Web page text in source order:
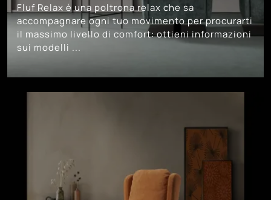
Fluf Relax è una poltrona relax che sa
accompagnare ogni tuo movimento per procurarti
il massimo livello di comfort: ottieni informazioni
sui modelli ...